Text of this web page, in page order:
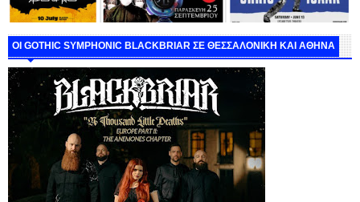
ΟΙ GOTHIC SYMPHONIC BLACKBRIAR ΣΕ ΘΕΣΣΑΛΟΝΙΚΗ ΚΑΙ ΑΘΗΝΑ